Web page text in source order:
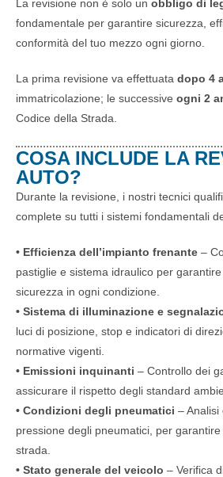
La revisione non è solo un obbligo di
fondamentale per garantire sicurezza,
conformità del tuo mezzo ogni giorno.
La prima revisione va effettuata dopo 4
immatricolazione; le successive ogni 2
Codice della Strada.
COSA INCLUDE LA
AUTO?
Durante la revisione, i nostri tecnici
complete su tutti i sistemi fondamentali
• Efficienza dell’impianto frenante –
pastiglie e sistema idraulico per
sicurezza in ogni condizione.
• Sistema di illuminazione e
luci di posizione, stop e indicatori di
normative vigenti.
• Emissioni inquinanti – Controllo dei
assicurare il rispetto degli standard
• Condizioni degli pneumatici – Analisi
pressione degli pneumatici, per
strada.
• Stato generale del veicolo – Verifica